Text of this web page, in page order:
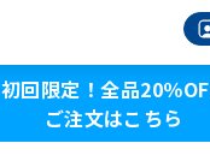
初回限定！全品20％
ご注文はこちら